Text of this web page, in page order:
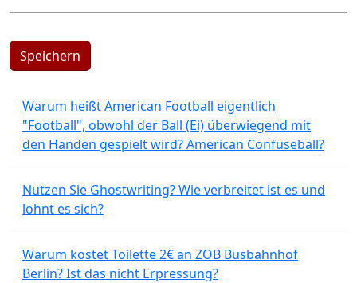
Speichern
Warum heißt American Football eigentlich
"Football", obwohl der Ball (Ei) überwiegend mit
den Händen gespielt wird? American Confuseball?
Nutzen Sie Ghostwriting? Wie verbreitet ist es und
lohnt es sich?
Warum kostet Toilette 2€ an ZOB Busbahnhof
Berlin? Ist das nicht Erpressung?